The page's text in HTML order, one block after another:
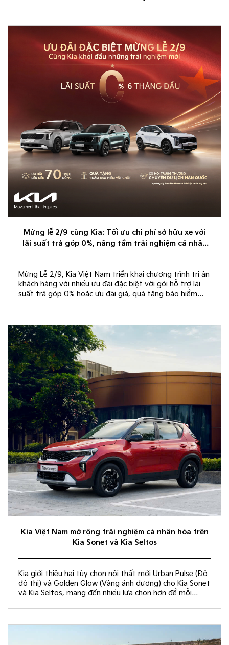
Mừng lễ 2/9 cùng Kia: Tối ưu chi phí sở hữu xe với
lãi suất trả góp 0%, nâng tầm trải nghiệm cá nhân
Mừng Lễ 2/9, Kia Việt Nam triển khai chương trình tri ân
khách hàng với nhiều ưu đãi đặc biệt với gói hỗ trợ lãi
suất trả góp 0% hoặc ưu đãi giá, quà tặng bảo hiểm
Kia Việt Nam mở rộng trải nghiệm cá nhân hóa trên
Kia Sonet và Kia Seltos
Kia giới thiệu hai tùy chọn nội thất mới Urban Pulse (Đỏ
đô thị) và Golden Glow (Vàng ánh dương) cho Kia Sonet
và Kia Seltos, mang đến nhiều lựa chọn hơn để mỗi